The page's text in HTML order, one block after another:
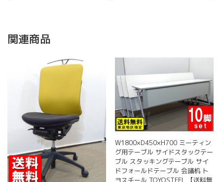
関連商品
W1800×D450×H700 ミーティン
グ用テーブル サイドスタックテー
ブル スタッキングテーブル サイ
ドフォールドテーブル 会議机 ト
ヨスチール TOYOSTEEL 【送料無